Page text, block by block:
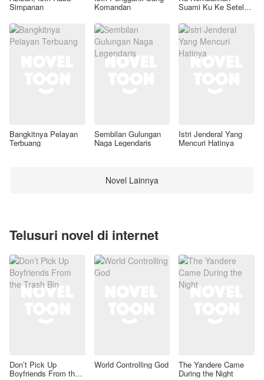
Simpanan Komandan Suami Ku Ke Setelan
Bangkitnya Pelayan
Terbuang
Sembilan Gulungan
Naga Legendaris
Istri Jenderal Yang
Mencuri Hatinya
Novel Lainnya
Telusuri novel di internet
Don’t Pick Up
Boyfriends From the
World Controlling God The Yandere Came
During the Night